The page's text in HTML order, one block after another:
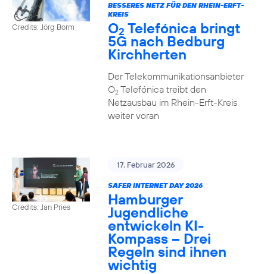
Credits: Jörg Borm
BESSERES NETZ FÜR DEN RHEIN-ERFT-
KREIS
O2 Telefónica bringt
5G nach Bedburg
Kirchherten
Der Telekommunikationsanbieter
O2Telefónica treibt den
Netzausbau im Rhein-Erft-Kreis
weiter voran
Credits: Jan Pries
17. Februar 2026
SAFER INTERNET DAY 2026
Hamburger
Jugendliche
entwickeln KI-
Kompass – Drei
Regeln sind ihnen
wichtig